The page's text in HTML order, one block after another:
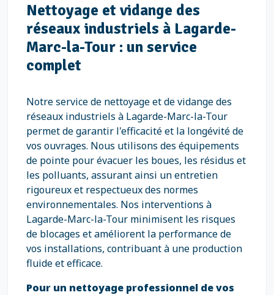
Nettoyage et vidange des
réseaux industriels à Lagarde-
Marc-la-Tour : un service
complet
Notre service de nettoyage et de vidange des
réseaux industriels à Lagarde-Marc-la-Tour
permet de garantir l'efficacité et la longévité de
vos ouvrages. Nous utilisons des équipements
de pointe pour évacuer les boues, les résidus et
les polluants, assurant ainsi un entretien
rigoureux et respectueux des normes
environnementales. Nos interventions à
Lagarde-Marc-la-Tour minimisent les risques
de blocages et améliorent la performance de
vos installations, contribuant à une production
fluide et efficace.
Pour un nettoyage professionnel de vos